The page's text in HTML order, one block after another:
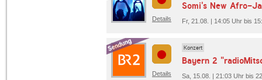
Details
Somi's New Afro-
Fr, 21.08. | 14:05 Uhr bis
Details
Konzert
Bayern 2
Sa, 15.08. | 21:03 Uhr bis